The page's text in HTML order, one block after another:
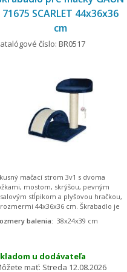
71675 SCARLET 44x36x36
cm
číslo: BR0517
u dodávateľa
mať: Streda 12.08.2026
mačací strom 3v1 s dvoma
mostom, skrýšou, pevným
stĺpikom a plyšovou hračkou,
44x36x36 cm. Škrabadlo je
v trendy lesklej modrej
majiteľov. Tento mačací príbytok
ako odpočívadlo pre mačky,
balenia: 38x24x39 cm